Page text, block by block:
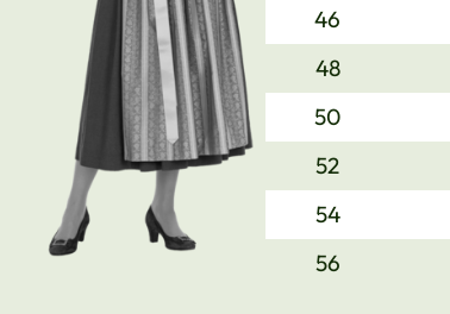
46
48
50
52
54
56